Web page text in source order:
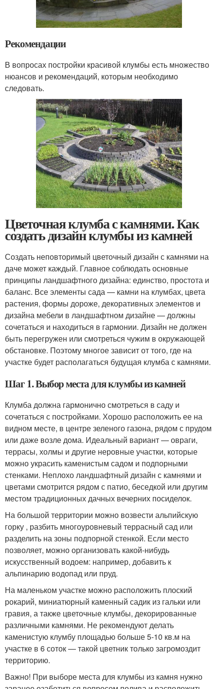
Рекомендации
В вопросах постройки красивой клумбы есть множество
нюансов и рекомендаций, которым необходимо
следовать.
Цветочная клумба с камнями. Как
создать дизайн клумбы из камней
Создать неповторимый цветочный дизайн с камнями на
даче может каждый. Главное соблюдать основные
принципы ландшафтного дизайна: единство, простота и
баланс. Все элементы сада — камни на клумбах, цвета
растения, формы дороже, декоративных элементов и
дизайна мебели в ландшафтном дизайне — должны
сочетаться и находиться в гармонии. Дизайн не должен
быть перегружен или смотреться чужим в окружающей
обстановке. Поэтому многое зависит от того, где на
участке будет располагаться будущая клумба с камнями.
Шаг 1. Выбор места для клумбы из камней
Клумба должна гармонично смотреться в саду и
сочетаться с постройками. Хорошо расположить ее на
видном месте, в центре зеленого газона, рядом с прудом
или даже возле дома. Идеальный вариант — овраги,
террасы, холмы и другие неровные участки, которые
можно украсить каменистым садом и подпорными
стенками. Неплохо ландшафтный дизайн с камнями и
цветами смотрится рядом с патио, беседкой или другим
местом традиционных дачных вечерних посиделок.
На большой территории можно возвести альпийскую
горку , разбить многоуровневый террасный сад или
разделить на зоны подпорной стенкой. Если место
позволяет, можно организовать какой-нибудь
искусственный водоем: например, добавить к
альпинарию водопад или пруд.
На маленьком участке можно расположить плоский
рокарий, миниатюрный каменный садик из гальки или
гравия, а также цветочные клумбы, декорированные
различными камнями. Не рекомендуют делать
каменистую клумбу площадью больше 5-10 кв.м на
участке в 6 соток — такой цветник только загромоздит
территорию.
Важно! При выборе места для клумбы из камня нужно